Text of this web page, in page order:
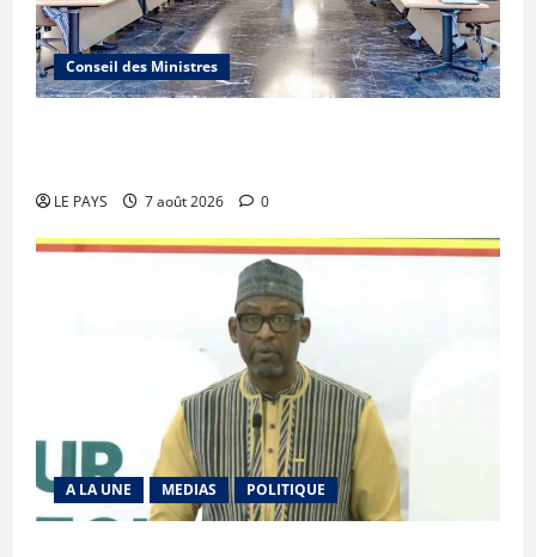
Conseil des Ministres
LE PAYS 7 août 2026 0
A LA UNE MEDIAS POLITIQUE